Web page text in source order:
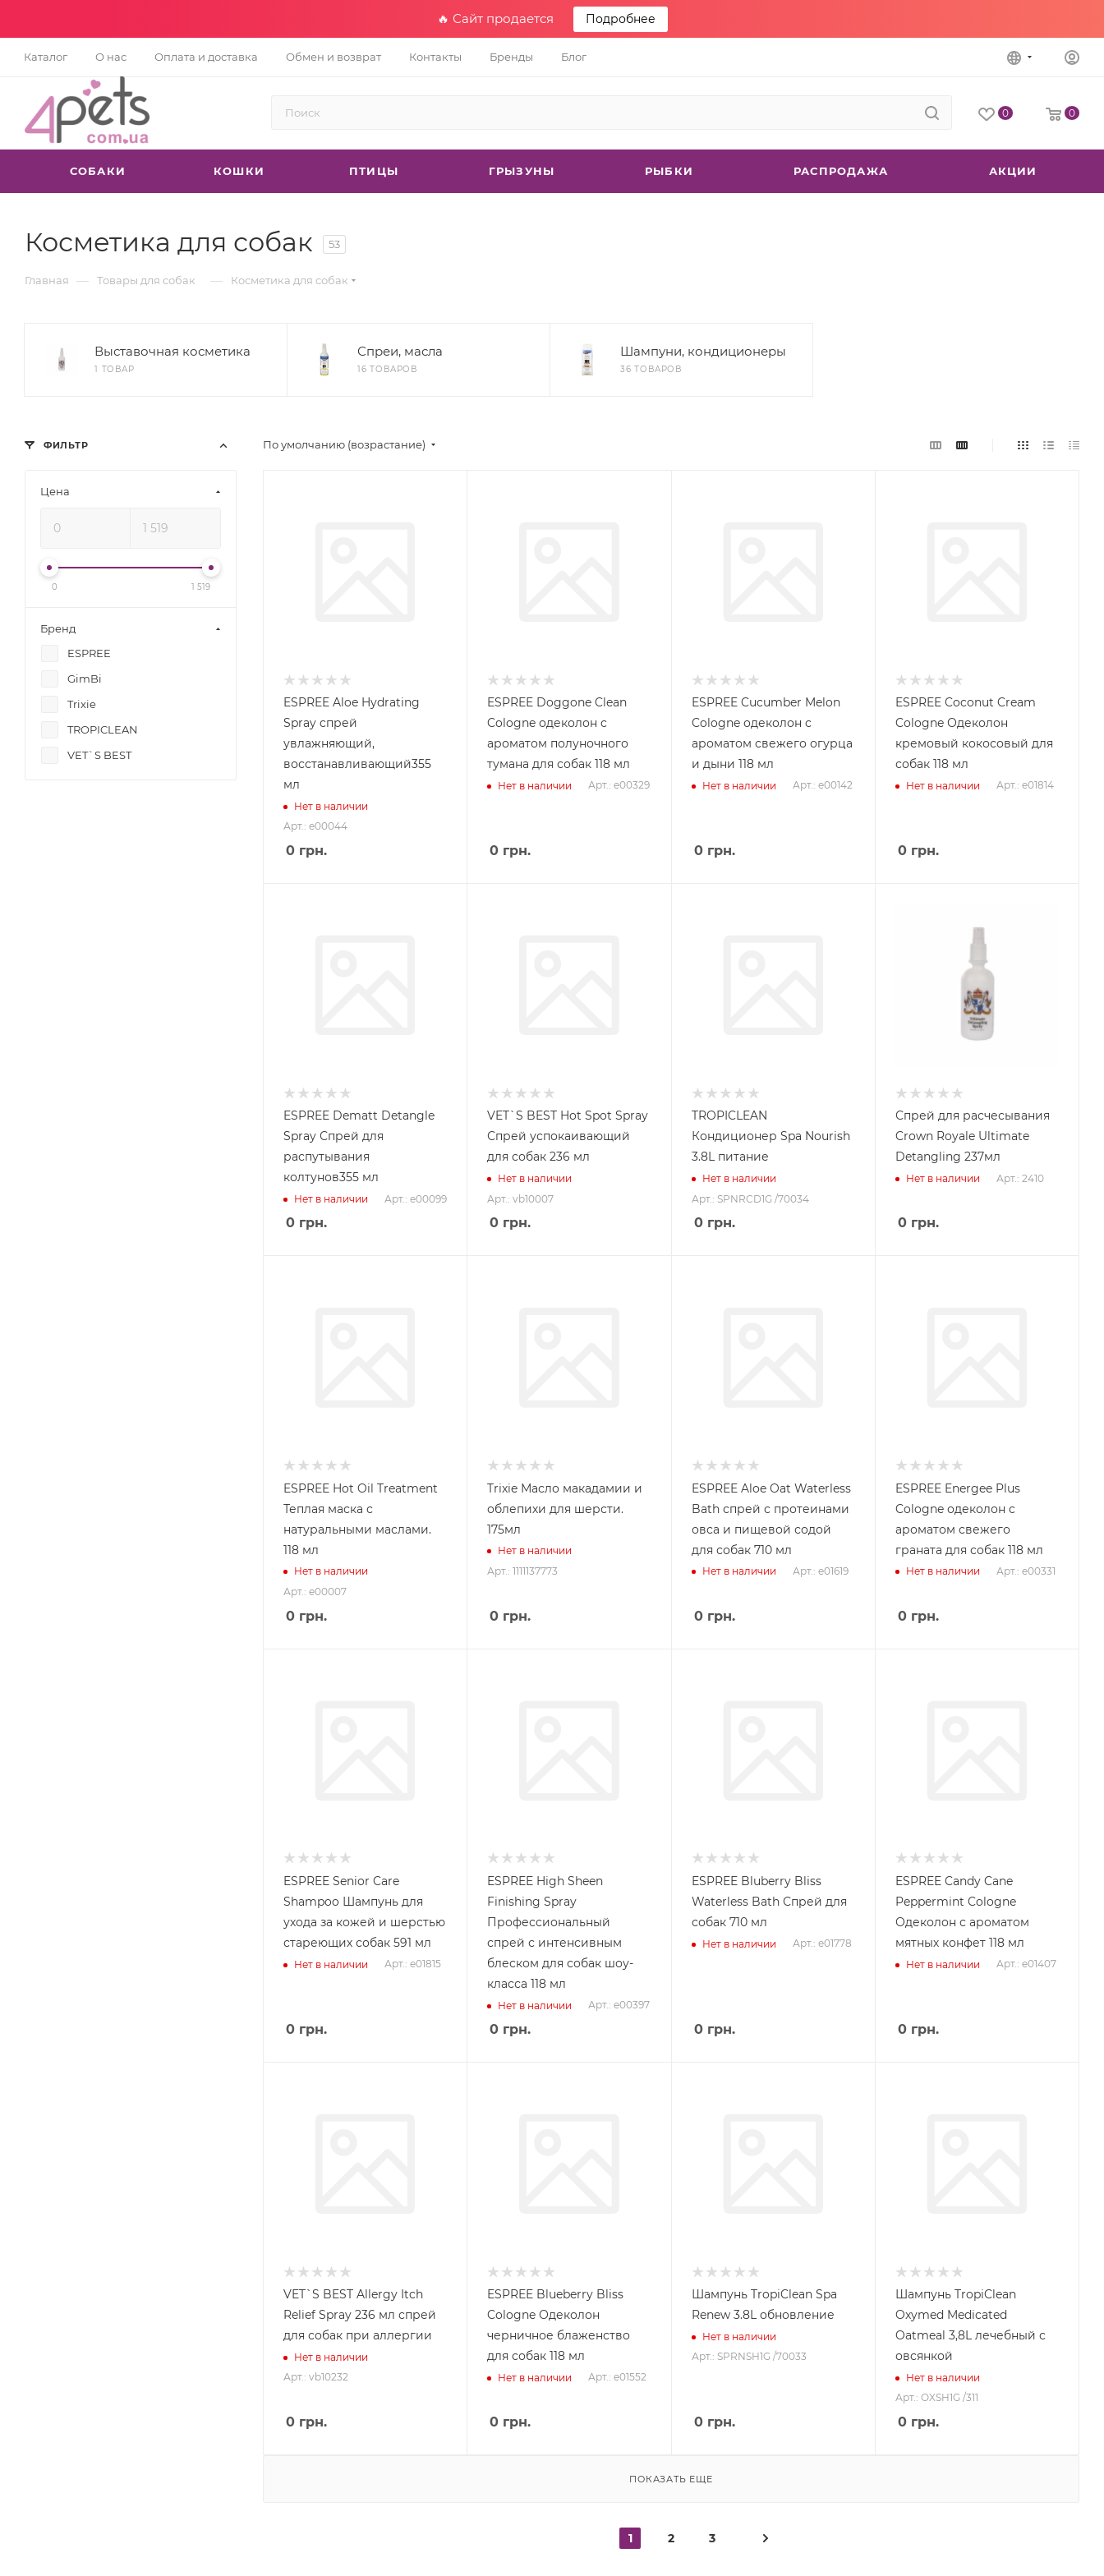
🔥 Сайт продается Подробнее
Каталог О нас Оплата и доставка Обмен и возврат Контакты Бренды Блог
0 0
СОБАКИ КОШКИ ПТИЦЫ ГРЫЗУНЫ РЫБКИ РАСПРОДАЖА АКЦИИ
Косметика для собак 53
Главная — Товары для собак — Косметика для собак
Выставочная косметика
1 ТОВАР
Спреи, масла
16 ТОВАРОВ
Шампуни, кондиционеры
36 ТОВАРОВ
По умолчанию (возрастание)
ESPREE Aloe Hydrating
Spray cпрей
увлажняющий,
восстанавливающий355
мл
Нет в наличии
Арт.: e00044
0 грн.
ESPREE Doggone Clean
Cologne одеколон с
ароматом полуночного
тумана для собак 118 мл
Нет в наличии Арт.: e00329
0 грн.
ESPREE Cucumber Melon
Cologne одеколон с
ароматом свежего огурца
и дыни 118 мл
Нет в наличии Арт.: e00142
0грн.
ESPREE Coconut Cream
Cologne Одеколон
кремовый кокосовый для
собак 118 мл
Нет в наличии Арт.: e01814
0грн.
ESPREE Dematt Detangle
Spray Спрей для
распутывания
колтунов355 мл
Нет в наличии Арт.: e00099
0 грн.
VET`S BEST Hot Spot Spray
Спрей успокаивающий
для собак 236 мл
Нет в наличии
Арт.: vb10007
0 грн.
TROPICLEAN
Кондиционер Spa Nourish
3.8L питание
Нет в наличии
Арт.: SPNRCD1G /70034
0грн.
Спрей для расчесывания
Crown Royale Ultimate
Detangling 237мл
Нет в наличии Арт.: 2410
0грн.
ESPREE Hot Oil Treatment
Теплая маска с
натуральными маслами.
118 мл
Нет в наличии
Арт.: e00007
0 грн.
Trixie Масло макадамии и
облепихи для шерсти.
175мл
Нет в наличии
Арт.: 1111137773
0 грн.
ESPREE Aloe Oat Waterless
Bath спрей с протеинами
овса и пищевой содой
для собак 710 мл
Нет в наличии Арт.: e01619
0грн.
ESPREE Energee Plus
Cologne одеколон c
ароматом свежего
граната для собак 118 мл
Нет в наличии Арт.: e00331
0грн.
ESPREE Senior Care
Shampoo Шампунь для
ухода за кожей и шерстью
стареющих собак 591 мл
Нет в наличии Арт.: e01815
0 грн.
ESPREE High Sheen
Finishing Spray
Профессиональный
спрей с интенсивным
блеском для собак шоу-
класса 118 мл
Нет в наличии Арт.: e00397
0 грн.
ESPREE Bluberry Bliss
Waterless Bath Спрей для
собак 710 мл
Нет в наличии Арт.: e01778
0грн.
ESPREE Candy Cane
Peppermint Cologne
Одеколон с ароматом
мятных конфет 118 мл
Нет в наличии Арт.: e01407
0грн.
VET`S BEST Allergy Itch
Relief Spray 236 мл спрей
для собак при аллергии
Нет в наличии
Арт.: vb10232
0 грн.
ESPREE Blueberry Bliss
Cologne Одеколон
черничное блаженство
для собак 118 мл
Нет в наличии Арт.: e01552
0 грн.
Шампунь TropiClean Spa
Renew 3.8L обновление
Нет в наличии
Арт.: SPRNSH1G /70033
0грн.
Шампунь TropiClean
Oxymed Medicated
Oatmeal 3,8L лечебный с
овсянкой
Нет в наличии
Арт.: OXSH1G /311
0грн.
ПОКАЗАТЬ ЕЩЕ
1 2 3
ФИЛЬТР
Цена
0 1 519
Бренд
ESPREE
GimBi
Trixie
TROPICLEAN
VET`S BEST